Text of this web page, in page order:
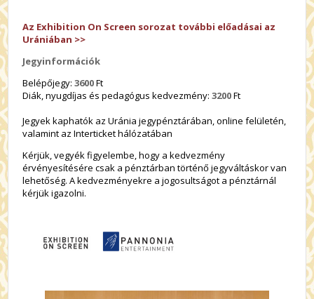
Az Exhibition On Screen sorozat további előadásai az
Urániában >>
Jegyinformációk
Belépőjegy: 3600Ft
Diák, nyugdíjas és pedagógus kedvezmény:3200Ft
Jegyek kaphatók az Uránia jegypénztárában, online felületén,
valamint az Interticket hálózatában
Kérjük, vegyék figyelembe, hogy a kedvezmény
érvényesítésére csak a pénztárban történő jegyváltáskor van
lehetőség. A kedvezményekre a jogosultságot a pénztárnál
kérjük igazolni.